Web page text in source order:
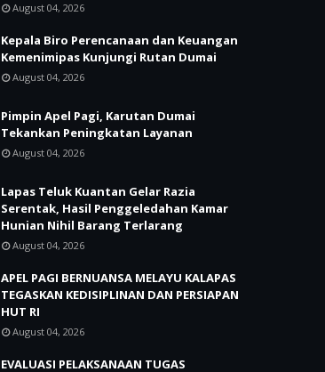
August 04, 2026
Kepala Biro Perencanaan dan Keuangan
Kemenimipas Kunjungi Rutan Dumai
August 04, 2026
Pimpin Apel Pagi, Karutan Dumai
Tekankan Peningkatan Layanan
August 04, 2026
Lapas Teluk Kuantan Gelar Razia
Serentak, Hasil Penggeledahan Kamar
Hunian Nihil Barang Terlarang
August 04, 2026
APEL PAGI BERNUANSA MELAYU KALAPAS
TEGASKAN KEDISIPLINAN DAN PERSIAPAN
HUT RI
August 04, 2026
EVALUASI PELAKSANAAN TUGAS